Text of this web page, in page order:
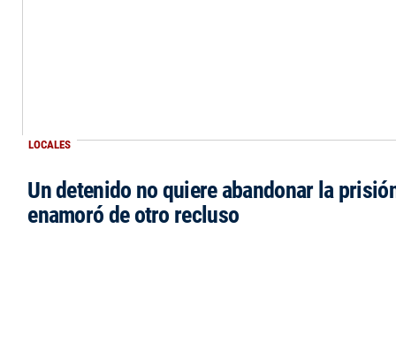
LOCALES
Un detenido no quiere abandonar la
enamoró de otro recluso